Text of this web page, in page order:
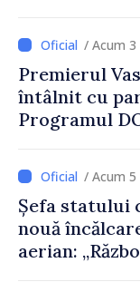
Moldova
/ Acum 3
Premierul
întâlnit cu
Programul
feriți de
doar astfel/ Acum 5
Șefa statului
nouă
aerian: